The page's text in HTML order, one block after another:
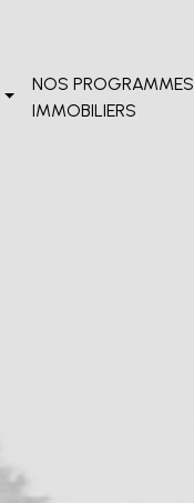
NOS PROGRAMMES
IMMOBILIERS